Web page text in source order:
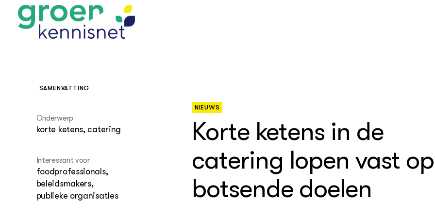
Beroepspraktijk
Glastuinbouw
Hippisch
Pluimveehouderij
Onderwijs, Leermiddelen
Projectregelingen
Agrarische
bedrijfsadvisering
Onze partners
Projecten Wageningen Plant
Research
Hydrotheek
Praktijk Netwerk
Varkenshouderij
SAMENVATTING
Onderwerp
korte ketens, catering
Interessant voor
foodprofessionals,
beleidsmakers,
publieke organisaties
NIEUWS
Korte ketens in de
catering lopen vast op
botsende doelen